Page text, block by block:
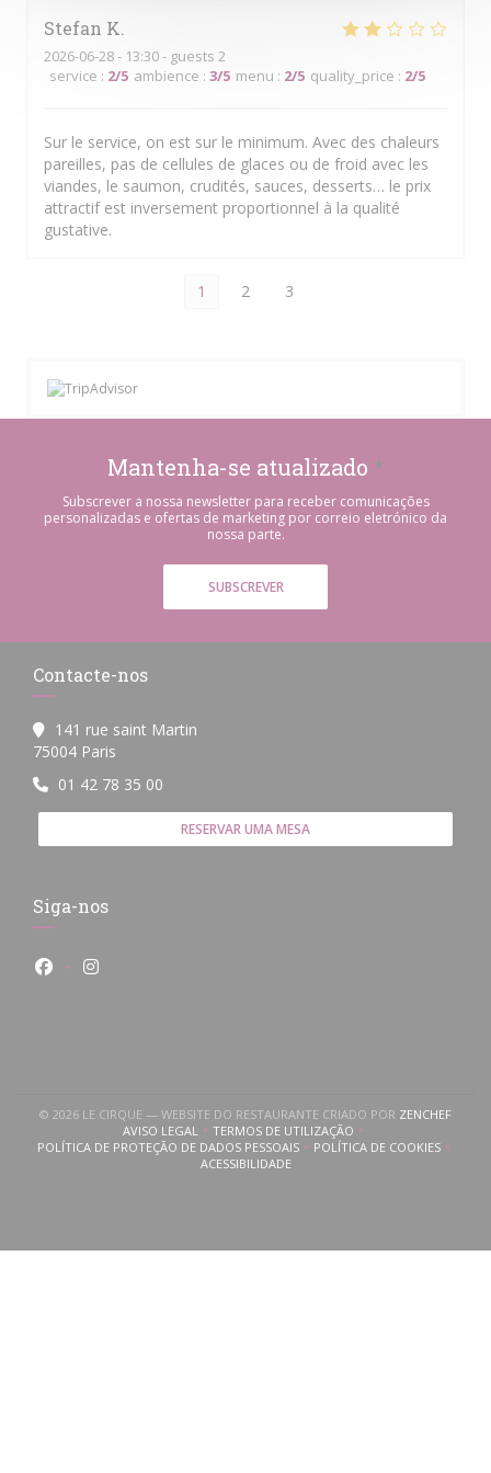
Stefan K
2026-06-28- 13:30 - guests 2
service : 2/5 ambience : 3/5 menu : 2/5 quality_price : 2/5
Sur le service, on est sur le minimum. Avec des chaleurs
pareilles, pas de cellules de glaces ou de froid avec les
viandes, le saumon, crudités, sauces, desserts… le prix
attractif est inversement proportionnel à la qualité
gustative.
1 2 3
Mantenha-se atualizado *
Subscrever a nossa newsletter para receber comunicações
personalizadas e ofertas de marketing por correio eletrónico da
nossa parte.
SUBSCREVER
Contacte-nos
141 rue saint Martin
75004 Paris
01 42 78 35 00
RESERVAR UMA MESA
Siga-nos
Facebook ((abre numa nova janela))
Instagram ((abre numa nova janela))
© 2026 LE CIRQUE — WEBSITE DO RESTAURANTE CRIADO POR ZENCHEF
AVISO LEGAL((ABRE NUMA NOVA JANELA))
TERMOS DE UTILIZAÇÃO((ABRE NUMA NOVA JANELA))
POLÍTICA DE PROTEÇÃO DE DADOS PESSOAIS
((ABRE NUMA NOVA JANELA))POLÍTICA DE COOKIES
((ABRE NUMA
ACESSIBILIDADE((ABRE NUMA NOVA JANELA))